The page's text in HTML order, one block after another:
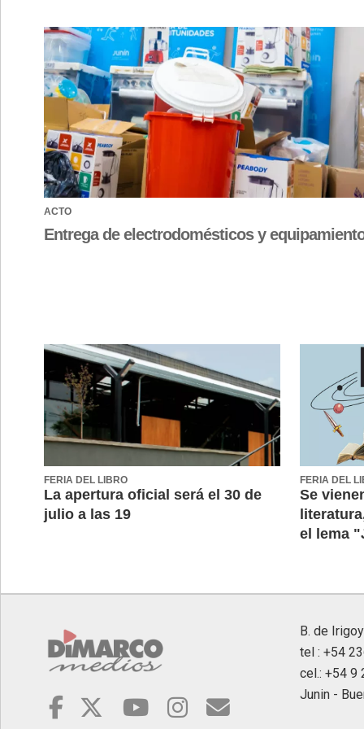
ACTO
Entrega de electrodomésticos y
FERIA DEL LIBRO
La apertura oficial será el 30 de
julio a las 19
FERIA DEL
Se
el lema
B. de
tel : +54
cel.: +54 9
Junin -